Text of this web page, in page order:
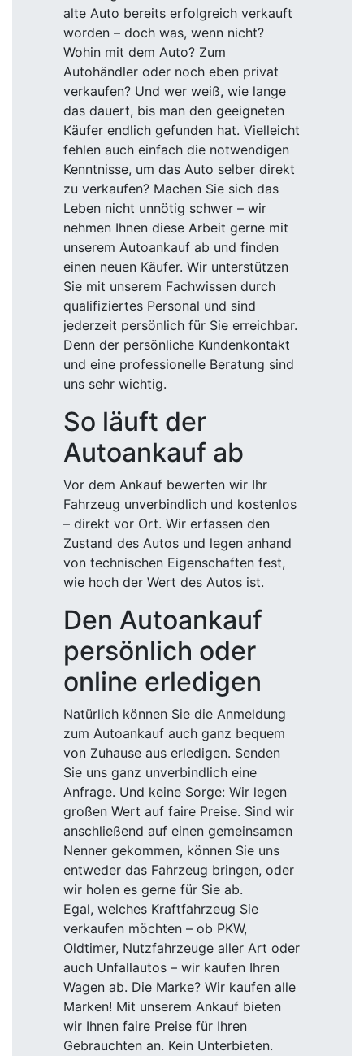
alte Auto bereits erfolgreich verkauft
worden – doch was, wenn nicht?
Wohin mit dem Auto? Zum
Autohändler oder noch eben privat
verkaufen? Und wer weiß, wie lange
das dauert, bis man den geeigneten
Käufer endlich gefunden hat. Vielleicht
fehlen auch einfach die notwendigen
Kenntnisse, um das Auto selber direkt
zu verkaufen? Machen Sie sich das
Leben nicht unnötig schwer – wir
nehmen Ihnen diese Arbeit gerne mit
unserem Autoankauf ab und finden
einen neuen Käufer. Wir unterstützen
Sie mit unserem Fachwissen durch
qualifiziertes Personal und sind
jederzeit persönlich für Sie erreichbar.
Denn der persönliche Kundenkontakt
und eine professionelle Beratung sind
uns sehr wichtig.
So läuft der
Autoankauf ab
Vor dem Ankauf bewerten wir Ihr
Fahrzeug unverbindlich und kostenlos
– direkt vor Ort. Wir erfassen den
Zustand des Autos und legen anhand
von technischen Eigenschaften fest,
wie hoch der Wert des Autos ist.
Den Autoankauf
persönlich oder
online erledigen
Natürlich können Sie die Anmeldung
zum Autoankauf auch ganz bequem
von Zuhause aus erledigen. Senden
Sie uns ganz unverbindlich eine
Anfrage. Und keine Sorge: Wir legen
großen Wert auf faire Preise. Sind wir
anschließend auf einen gemeinsamen
Nenner gekommen, können Sie uns
entweder das Fahrzeug bringen, oder
wir holen es gerne für Sie ab.
Egal, welches Kraftfahrzeug Sie
verkaufen möchten – ob PKW,
Oldtimer, Nutzfahrzeuge aller Art oder
auch Unfallautos – wir kaufen Ihren
Wagen ab. Die Marke? Wir kaufen alle
Marken! Mit unserem Ankauf bieten
wir Ihnen faire Preise für Ihren
Gebrauchten an. Kein Unterbieten.